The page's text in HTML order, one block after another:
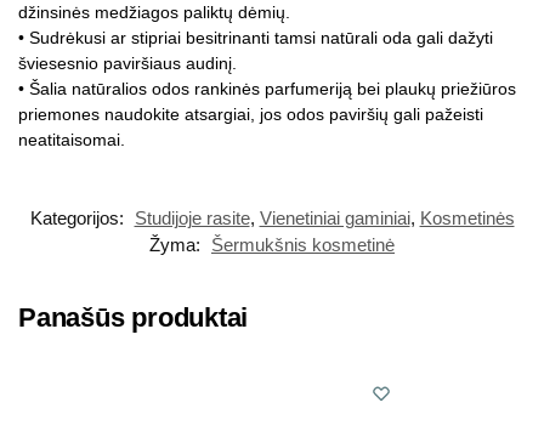
džinsinės medžiagos paliktų dėmių.
• Sudrėkusi ar stipriai besitrinanti tamsi natūrali oda gali dažyti
šviesesnio paviršiaus audinį.
• Šalia natūralios odos rankinės parfumeriją bei plaukų priežiūros
priemones naudokite atsargiai, jos odos paviršių gali pažeisti
neatitaisomai.
Kategorijos: Studijoje rasite, Vienetiniai gaminiai, Kosmetinės
Žyma:
Šermukšnis kosmetinė
Panašūs produktai